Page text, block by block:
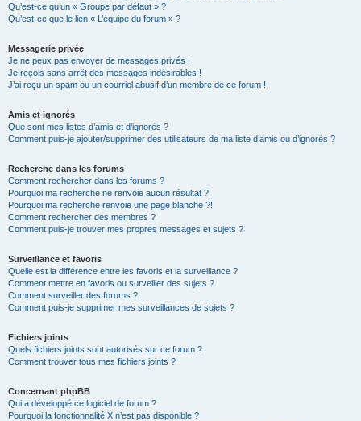
Qu’est-ce qu’un « Groupe par défaut » ?
Qu’est-ce que le lien « L’équipe du forum » ?
Messagerie privée
Je ne peux pas envoyer de messages privés !
Je reçois sans arrêt des messages indésirables !
J’ai reçu un spam ou un courriel abusif d’un membre de ce forum !
Amis et ignorés
Que sont mes listes d’amis et d’ignorés ?
Comment puis-je ajouter/supprimer des utilisateurs de ma liste d’amis ou d’ignorés ?
Recherche dans les forums
Comment rechercher dans les forums ?
Pourquoi ma recherche ne renvoie aucun résultat ?
Pourquoi ma recherche renvoie une page blanche ?!
Comment rechercher des membres ?
Comment puis-je trouver mes propres messages et sujets ?
Surveillance et favoris
Quelle est la différence entre les favoris et la surveillance ?
Comment mettre en favoris ou surveiller des sujets ?
Comment surveiller des forums ?
Comment puis-je supprimer mes surveillances de sujets ?
Fichiers joints
Quels fichiers joints sont autorisés sur ce forum ?
Comment trouver tous mes fichiers joints ?
Concernant phpBB
Qui a développé ce logiciel de forum ?
Pourquoi la fonctionnalité X n’est pas disponible ?